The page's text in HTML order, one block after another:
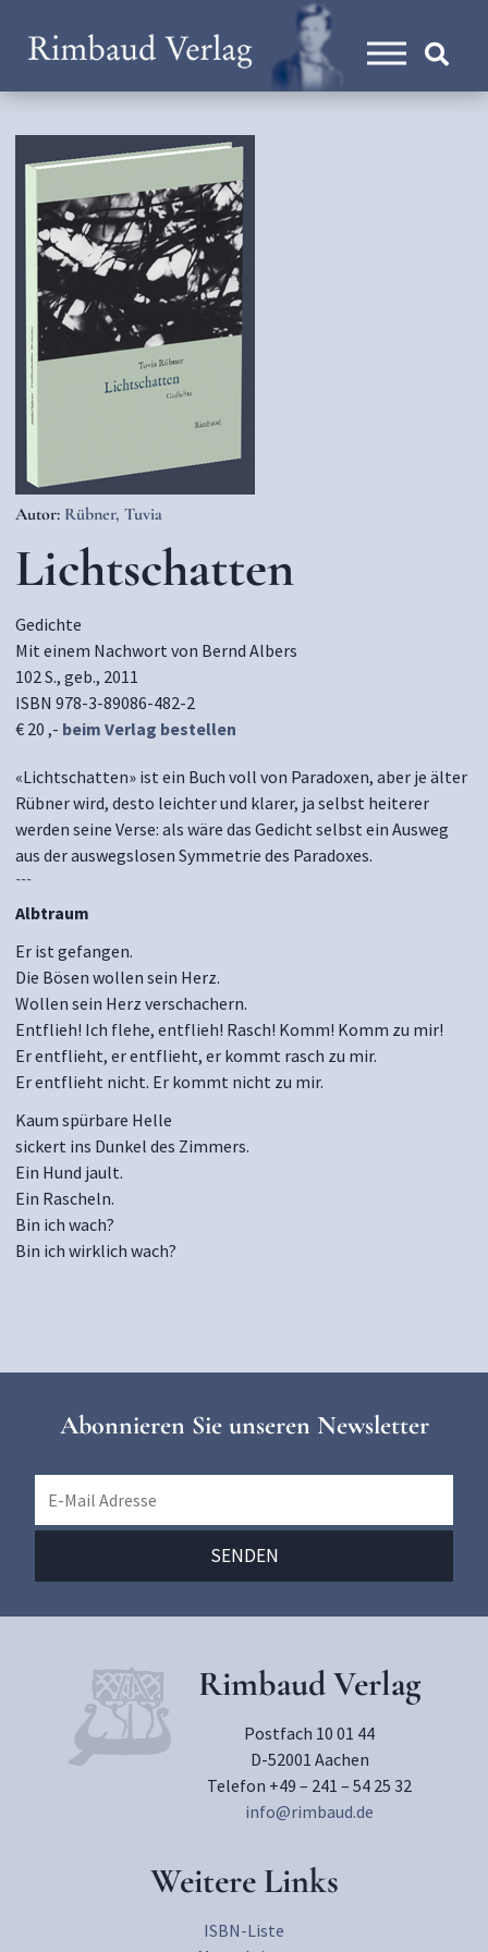
Autor: Rübner, Tuvia
Lichtschatten
Gedichte
Mit einem Nachwort von Bernd Albers
102 S., geb., 2011
ISBN 978-3-89086-482-2
€ 20 ,- beim Verlag bestellen
«Lichtschatten» ist ein Buch voll von Paradoxen, aber je älter
Rübner wird, desto leichter und klarer, ja selbst heiterer
werden seine Verse: als wäre das Gedicht selbst ein Ausweg
aus der auswegslosen Symmetrie des Paradoxes.
~~~
Albtraum
Er ist gefangen.
Die Bösen wollen sein Herz.
Wollen sein Herz verschachern.
Entflieh! Ich flehe, entflieh! Rasch! Komm! Komm zu mir!
Er entflieht, er entflieht, er kommt rasch zu mir.
Er entflieht nicht. Er kommt nicht zu mir.
Kaum spürbare Helle
sickert ins Dunkel des Zimmers.
Ein Hund jault.
Ein Rascheln.
Bin ich wach?
Bin ich wirklich wach?
Abonnieren Sie unseren Newsletter
Rimbaud Verlag
Postfach 10 01 44
D-52001 Aachen
Telefon +49 – 241 – 54 25 32
info@rimbaud.de
Weitere Links
ISBN-Liste